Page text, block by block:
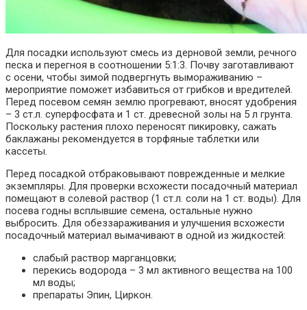
Для посадки используют смесь из дерновой земли, речного
песка и перегноя в соотношении 5:1:3. Почву заготавливают
с осени, чтобы зимой подвергнуть вымораживанию –
мероприятие поможет избавиться от грибков и вредителей.
Перед посевом семян землю прогревают, вносят удобрения
– 3 ст.л. суперфосфата и 1 ст. древесной золы на 5 л грунта.
Поскольку растения плохо переносят пикировку, сажать
баклажаны рекомендуется в торфяные таблетки или
кассеты.
Перед посадкой отбраковывают поврежденные и мелкие
экземпляры. Для проверки всхожести посадочный материал
помещают в солевой раствор (1 ст.л. соли на 1 ст. воды). Для
посева годны всплывшие семена, остальные нужно
выбросить. Для обеззараживания и улучшения всхожести
посадочный материал вымачивают в одной из жидкостей:
слабый раствор марганцовки;
перекись водорода – 3 мл активного вещества на 100
мл воды;
препараты Эпин, Циркон.